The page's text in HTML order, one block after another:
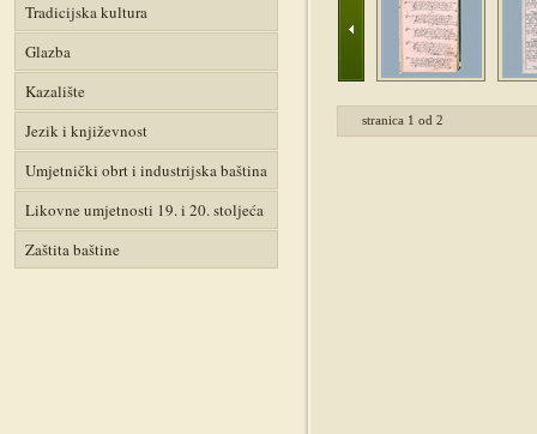
Tradicijska kultura
Glazba
Kazalište
Jezik i književnost
Umjetnički obrt i industrijska baština
Likovne umjetnosti 19. i 20. stoljeća
Zaštita baštine
stranica 1 od 2